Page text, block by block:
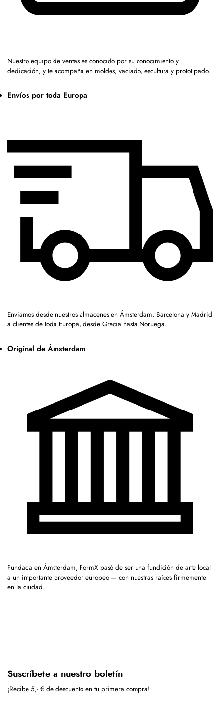
Nuestro equipo de ventas es conocido por su conocimiento y
dedicación, y te acompaña en moldes, vaciado, escultura y prototipado.
Envíos por toda Europa
Enviamos desde nuestros almacenes en Ámsterdam, Barcelona y Madrid
a clientes de toda Europa, desde Grecia hasta Noruega.
Original de Ámsterdam
Fundada en Ámsterdam, FormX pasó de ser una fundición de arte local
a un importante proveedor europeo — con nuestras raíces firmemente
en la ciudad.
Suscríbete a nuestro boletín
¡Recibe 5,- € de descuento en tu primera compra!